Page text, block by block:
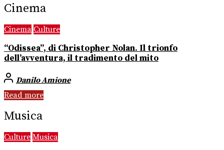
Cinema
Cinema Culture
“Odissea”, di Christopher Nolan. Il trionfo
dell’avventura, il tradimento del mito
Danilo Amione
Read more
Musica
Culture Musica